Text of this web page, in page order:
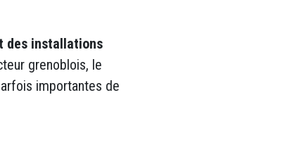
des installations
grenoblois, le
importantes de